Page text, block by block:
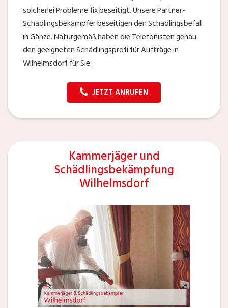
solcherlei Probleme fix beseitigt. Unsere Partner-
Schädlingsbekämpfer beseitigen den Schädlingsbefall
in Gänze. Naturgemäß haben die Telefonisten genau
den geeigneten Schädlingsprofi für Aufträge in
Wilhelmsdorf für Sie.
JETZT ANRUFEN
Kammerjäger und
Schädlingsbekämpfung
Wilhelmsdorf